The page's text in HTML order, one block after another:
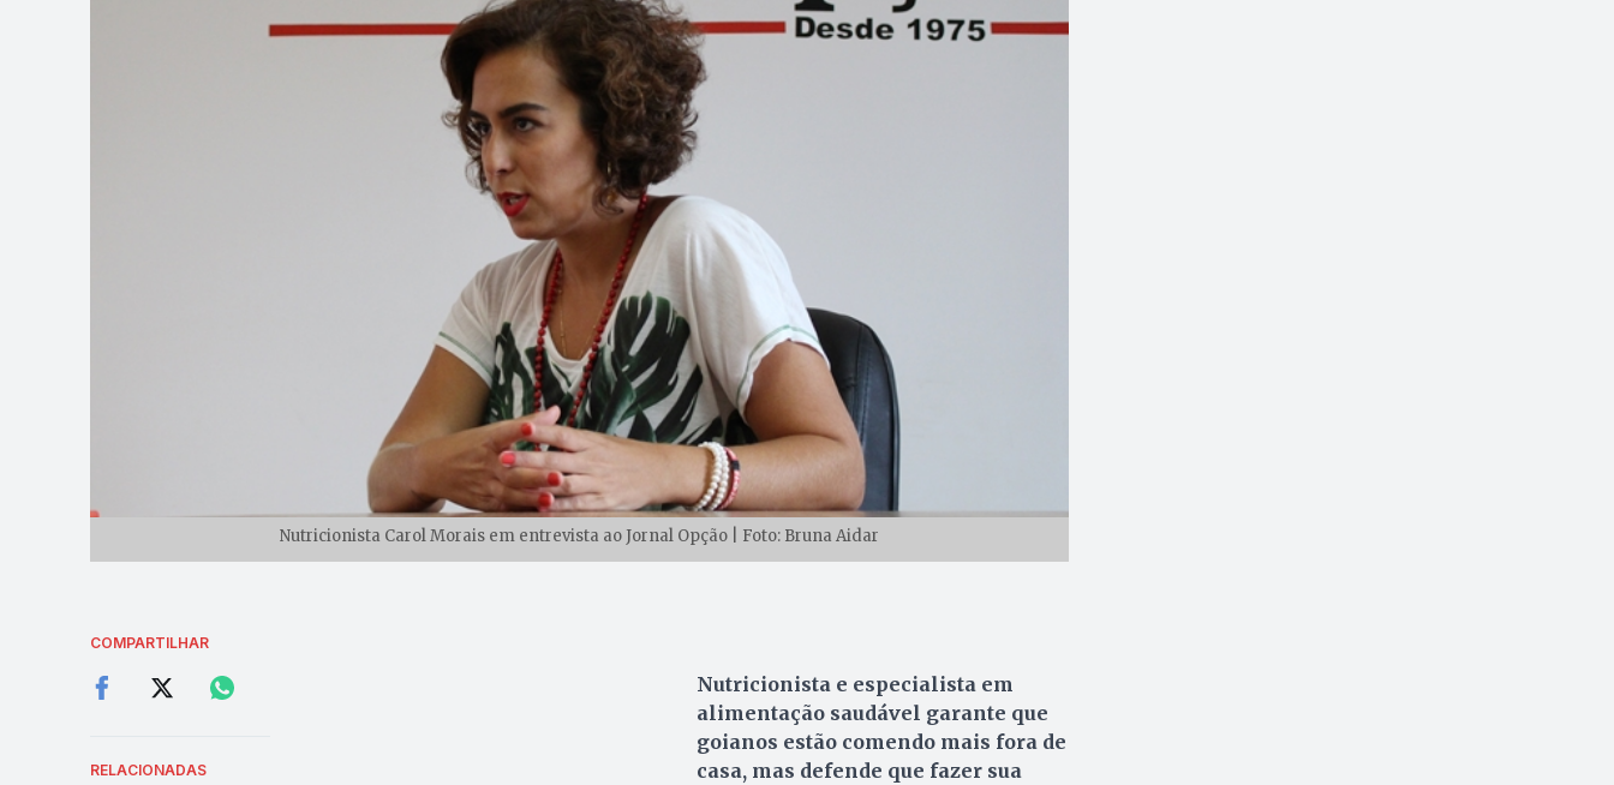
Nutricionista Carol Morais em entrevista ao Jornal Opção | Foto: Bruna Aidar
COMPARTILHAR
RELACIONADAS
Nutricionista e especialista em
alimentação saudável garante que
goianos estão comendo mais fora de
casa, mas defende que fazer sua